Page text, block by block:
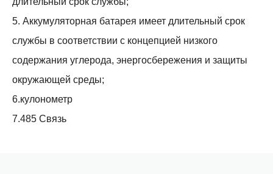
5. Аккумуляторная батарея имеет длительный срок
службы в соответствии с концепцией низкого
содержания углерода, энергосбережения и защиты
окружающей среды;
6.кулонометр
7.485 Связь